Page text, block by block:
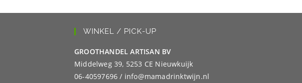
WINKEL / PICK-UP
GROOTHANDEL ARTISAN BV
Middelweg 39, 5253 CE Nieuwkuijk
06-40597696 / info@mamadrinktwijn.nl